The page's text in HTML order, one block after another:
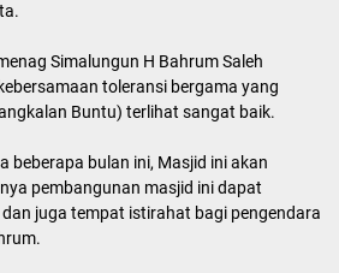
Simalungun H Bahrum Saleh
toleransi bergama yang
Buntu) terlihat sangat baik.
beberapa bulan ini, Masjid ini akan
pembangunan masjid ini dapat
juga tempat istirahat bagi pengendara